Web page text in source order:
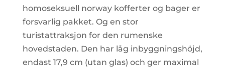
homoseksuell norway kofferter og bager er
forsvarlig pakket. Og en stor
turistattraksjon for den rumenske
hovedstaden. Den har låg inbyggningshöjd,
endast 17,9 cm (utan glas) och ger maximal